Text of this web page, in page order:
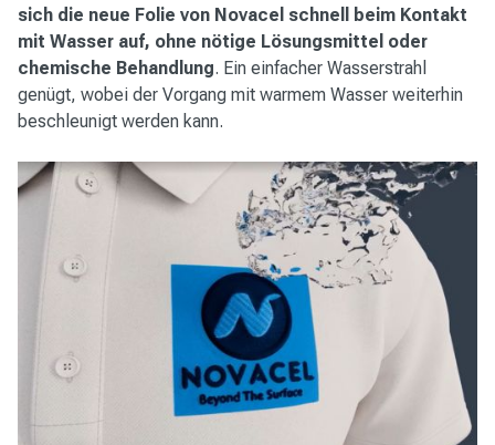
sich die neue Folie von Novacel schnell beim Kontakt
mit Wasser auf, ohne nötige Lösungsmittel oder
chemische Behandlung. Ein einfacher Wasserstrahl
genügt, wobei der Vorgang mit warmem Wasser weiterhin
beschleunigt werden kann.